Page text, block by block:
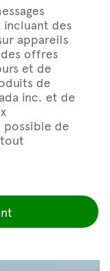
des
appareils
offres
et de
de
inc. et de
de